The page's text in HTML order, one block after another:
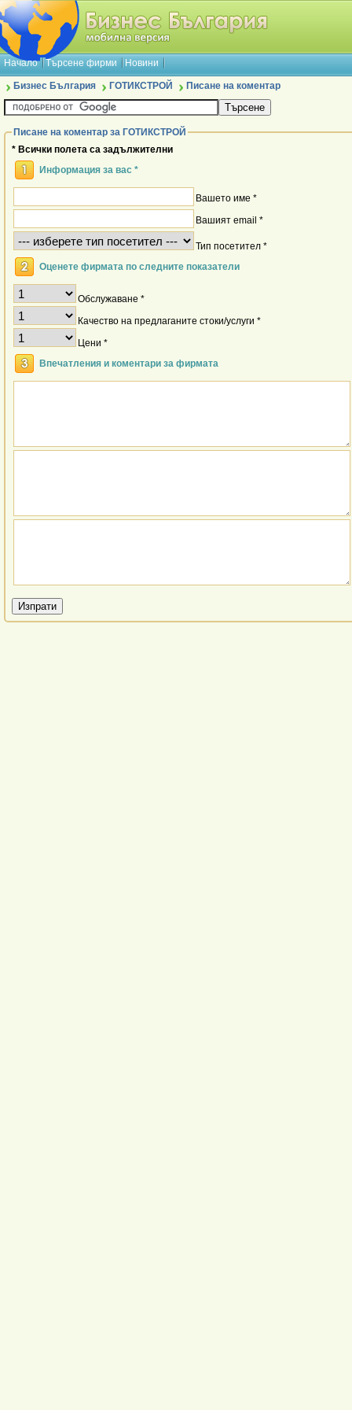
Начало Търсене фирми Новини
Бизнес България ГОТИКСТРОЙ Писане на коментар
Писане на коментар за ГОТИКСТРОЙ
* Всички полета са задължителни
Информация за вас *
Вашето име *
Вашият email *
Тип посетител *
Оценете фирмата по следните показатели
Обслужаване *
Качество на предлаганите стоки/услуги *
Цени *
Впечатления и коментари за фирмата